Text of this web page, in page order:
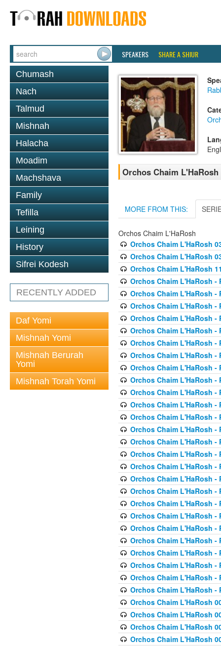
SPEAKERS SHARE A SHIUR
Chumash
Nach
Talmud
Mishnah
Halacha
Moadim
Machshava
Family
Tefilla
Leining
History
Sifrei Kodesh
RECENTLY ADDED
Daf Yomi
Mishnah Yomi
Mishnah Berurah
Yomi
Mishnah Torah Yomi
Orchos Chaim L'HaRosh
MORE FROM THIS:
Orchos Chaim L'HaRosh
Orchos Chaim L'HaRosh
Orchos Chaim L'HaRosh
Orchos Chaim L'HaRosh
Orchos Chaim L'HaRosh -
Orchos Chaim L'HaRosh -
Orchos Chaim L'HaRosh -
Orchos Chaim L'HaRosh -
Orchos Chaim L'HaRosh -
Orchos Chaim L'HaRosh -
Orchos Chaim L'HaRosh -
Orchos Chaim L'HaRosh -
Orchos Chaim L'HaRosh -
Orchos Chaim L'HaRosh -
Orchos Chaim L'HaRosh -
Orchos Chaim L'HaRosh -
Orchos Chaim L'HaRosh -
Orchos Chaim L'HaRosh -
Orchos Chaim L'HaRosh -
Orchos Chaim L'HaRosh -
Orchos Chaim L'HaRosh -
Orchos Chaim L'HaRosh -
Orchos Chaim L'HaRosh -
Orchos Chaim L'HaRosh -
Orchos Chaim L'HaRosh -
Orchos Chaim L'HaRosh -
Orchos Chaim L'HaRosh -
Orchos Chaim L'HaRosh -
Orchos Chaim L'HaRosh -
Orchos Chaim L'HaRosh -
Orchos Chaim L'HaRosh
Orchos Chaim L'HaRosh
Orchos Chaim L'HaRosh
Orchos Chaim L'HaRosh